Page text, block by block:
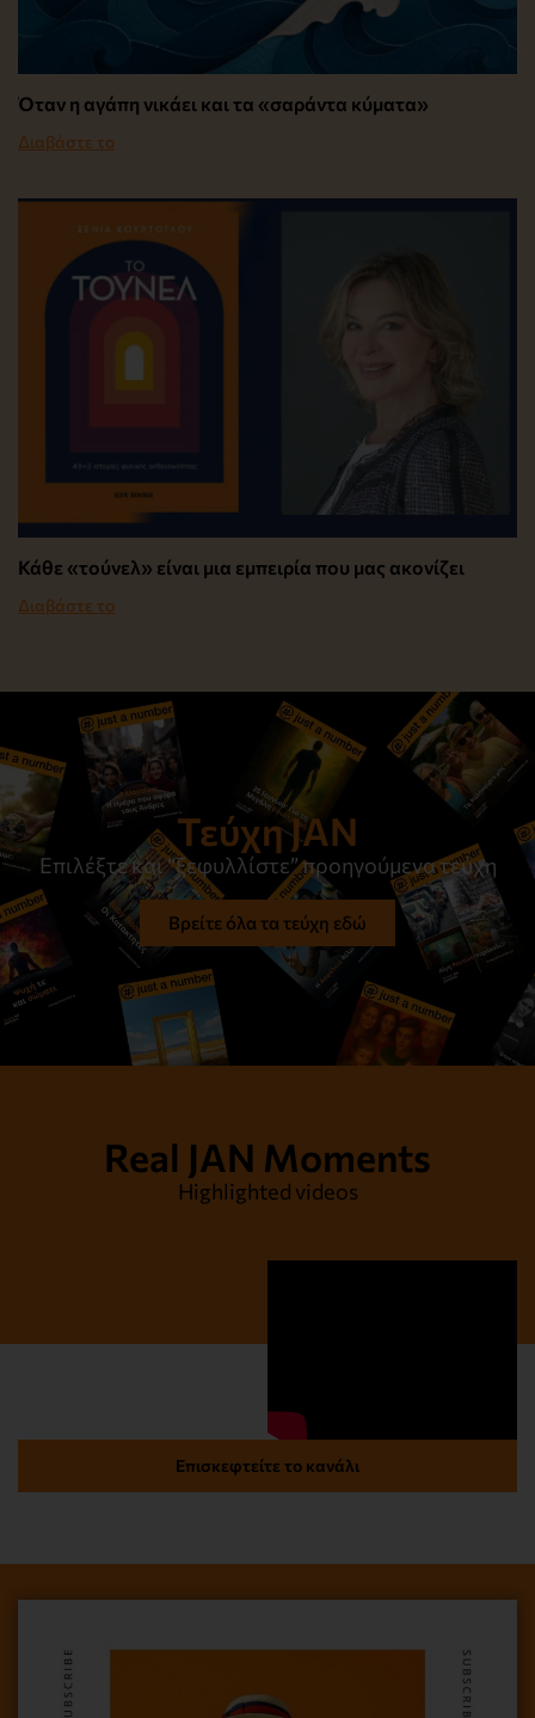
Όταν η αγάπη νικάει και τα «σαράντα κύματα»
Διαβάστε το
Κάθε «τούνελ» είναι μια εμπειρία που μας ακονίζει
Διαβάστε το
Τεύχη JAN
Επιλέξτε και “ξεφυλλίστε” προηγούμενα τεύχη
Βρείτε όλα τα τεύχη εδώ
Real JAN Moments
Highlighted videos
Επισκεφτείτε το κανάλι